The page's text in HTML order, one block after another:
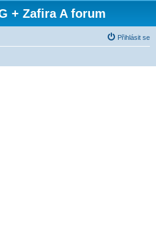
+ Zafira A forum
Přihlásit se